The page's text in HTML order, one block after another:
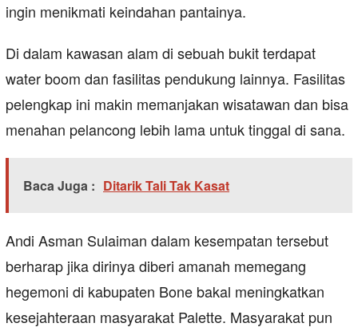
ingin menikmati keindahan pantainya.
Di dalam kawasan alam di sebuah bukit terdapat
water boom dan fasilitas pendukung lainnya. Fasilitas
pelengkap ini makin memanjakan wisatawan dan bisa
menahan pelancong lebih lama untuk tinggal di sana.
Baca Juga : Ditarik Tali Tak Kasat
Andi Asman Sulaiman dalam kesempatan tersebut
berharap jika dirinya diberi amanah memegang
hegemoni di kabupaten Bone bakal meningkatkan
kesejahteraan masyarakat Palette. Masyarakat pun